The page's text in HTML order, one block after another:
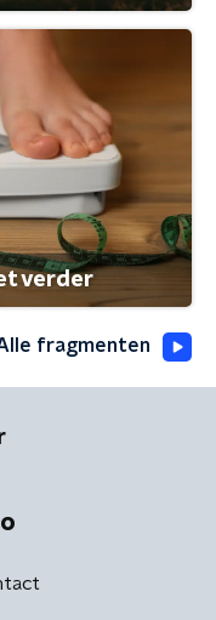
verder
fragmenten